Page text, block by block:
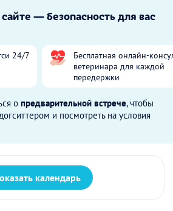
— безопасность для вас
24/7
Бесплатная онлайн-
ветеринара для каждой
передержки
о предварительной встрече, чтобы
и посмотреть на условия
календарь